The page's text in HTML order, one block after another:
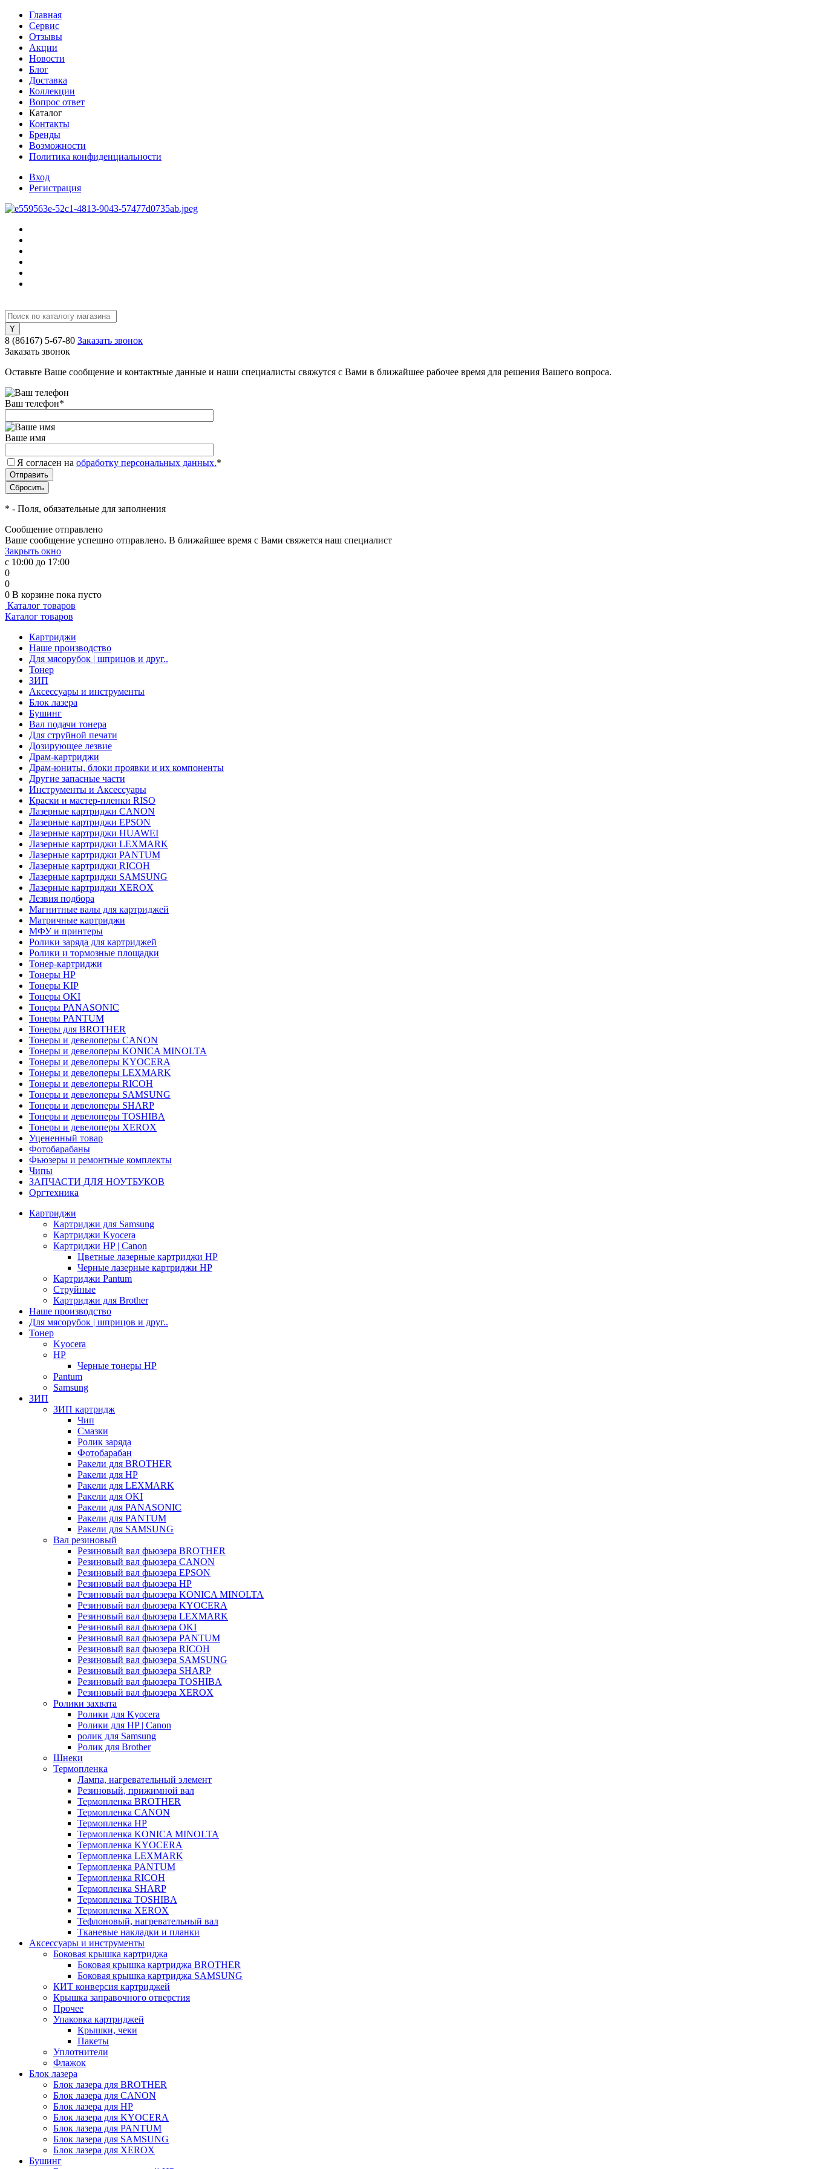
Главная
Сервис
Отзывы
Акции
Новости
Блог
Доставка
Коллекции
Вопрос ответ
Каталог
Контакты
Бренды
Возможности
Политика конфиденциальности
Вход
Регистрация
8 (86167) 5-67-80 Заказать звонок
Заказать звонок
Оставьте Ваше сообщение и контактные данные и наши специалисты свяжутся с Вами в ближайшее рабочее время для решения Вашего вопроса.
Ваш телефон*
Ваше имя
Я согласен на обработку персональных данных.*
* - Поля, обязательные для заполнения
Сообщение отправлено
Ваше сообщение успешно отправлено. В ближайшее время с Вами свяжется наш специалист
Закрыть окно
с 10:00 до 17:00
0
0
0 В корзине пока пусто
Каталог товаров
Каталог товаров
Картриджи
Наше производство
Для мясорубок | шприцов и друг..
Тонер
ЗИП
Аксессуары и инструменты
Блок лазера
Бушинг
Вал подачи тонера
Для струйной печати
Дозирующее лезвие
Драм-картриджи
Драм-юниты, блоки проявки и их компоненты
Другие запасные части
Инструменты и Аксессуары
Краски и мастер-пленки RISO
Лазерные картриджи CANON
Лазерные картриджи EPSON
Лазерные картриджи HUAWEI
Лазерные картриджи LEXMARK
Лазерные картриджи PANTUM
Лазерные картриджи RICOH
Лазерные картриджи SAMSUNG
Лазерные картриджи XEROX
Лезвия подбора
Магнитные валы для картриджей
Матричные картриджи
МФУ и принтеры
Ролики заряда для картриджей
Ролики и тормозные площадки
Тонер-картриджи
Тонеры HP
Тонеры KIP
Тонеры OKI
Тонеры PANASONIC
Тонеры PANTUM
Тонеры для BROTHER
Тонеры и девелоперы CANON
Тонеры и девелоперы KONICA MINOLTA
Тонеры и девелоперы KYOCERA
Тонеры и девелоперы LEXMARK
Тонеры и девелоперы RICOH
Тонеры и девелоперы SAMSUNG
Тонеры и девелоперы SHARP
Тонеры и девелоперы TOSHIBA
Тонеры и девелоперы XEROX
Уцененный товар
Фотобарабаны
Фьюзеры и ремонтные комплекты
Чипы
ЗАПЧАСТИ ДЛЯ НОУТБУКОВ
Оргтехника
Картриджи
Картриджи для Samsung
Картриджи Kyocera
Картриджи HP | Canon
Цветные лазерные картриджи HP
Черные лазерные картриджи HP
Картриджи Pantum
Струйные
Картриджи для Brother
Наше производство
Для мясорубок | шприцов и друг..
Тонер
Kyocera
HP
Черные тонеры HP
Pantum
Samsung
ЗИП
ЗИП картридж
Чип
Смазки
Ролик заряда
Фотобарабан
Ракели для BROTHER
Ракели для HP
Ракели для LEXMARK
Ракели для OKI
Ракели для PANASONIC
Ракели для PANTUM
Ракели для SAMSUNG
Вал резиновый
Резиновый вал фьюзера BROTHER
Резиновый вал фьюзера CANON
Резиновый вал фьюзера EPSON
Резиновый вал фьюзера HP
Резиновый вал фьюзера KONICA MINOLTA
Резиновый вал фьюзера KYOCERA
Резиновый вал фьюзера LEXMARK
Резиновый вал фьюзера OKI
Резиновый вал фьюзера PANTUM
Резиновый вал фьюзера RICOH
Резиновый вал фьюзера SAMSUNG
Резиновый вал фьюзера SHARP
Резиновый вал фьюзера TOSHIBA
Резиновый вал фьюзера XEROX
Ролики захвата
Ролики для Kyocera
Ролики для HP | Canon
ролик для Samsung
Ролик для Brother
Шнеки
Термопленка
Лампа, нагревательный элемент
Резиновый, прижимной вал
Термопленка BROTHER
Термопленка CANON
Термопленка HP
Термопленка KONICA MINOLTA
Термопленка KYOCERA
Термопленка LEXMARK
Термопленка PANTUM
Термопленка RICOH
Термопленка SHARP
Термопленка TOSHIBA
Термопленка XEROX
Тефлоновый, нагревательный вал
Тканевые накладки и планки
Аксессуары и инструменты
Боковая крышка картриджа
Боковая крышка картриджа BROTHER
Боковая крышка картриджа SAMSUNG
КИТ конверсия картриджей
Крышка заправочного отверстия
Прочее
Упаковка картриджей
Крышки, чеки
Пакеты
Уплотнители
Флажок
Блок лазера
Блок лазера для BROTHER
Блок лазера для CANON
Блок лазера для HP
Блок лазера для KYOCERA
Блок лазера для PANTUM
Блок лазера для SAMSUNG
Блок лазера для XEROX
Бушинг